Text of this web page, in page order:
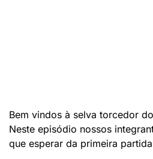
Bem vindos à selva torcedor
Neste episódio nossos
que esperar da primeira